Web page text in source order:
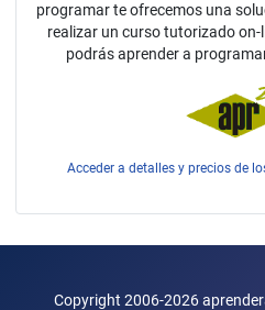
programar te ofrecemos una
realizar un curso tutorizado on-
podrás aprender a
Acceder a detalles y precios de
Copyright 2006-2026